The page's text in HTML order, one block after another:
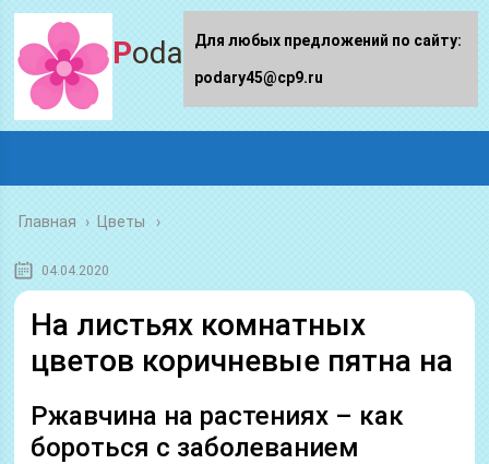
Podary45.ru
Главная › Цветы
04.04.2020
На листьях комнатных
цветов коричневые пятна на
Ржавчина на растениях – как
бороться с заболеванием
Для любых предложений по сайту:
podary45@cp9.ru